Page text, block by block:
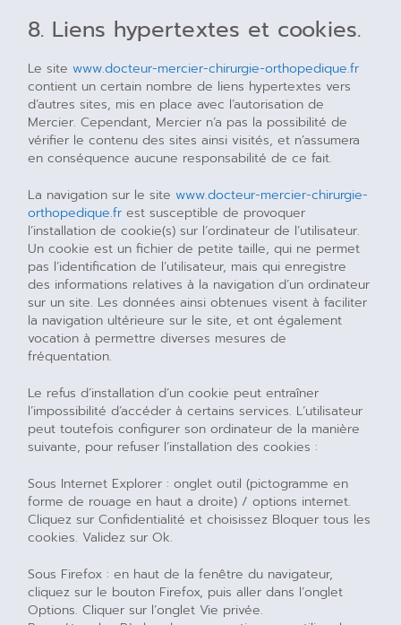
8. Liens hypertextes et cookies.
Le sitewww.docteur-mercier-chirurgie-orthopedique.fr
contient un certain nombre de liens hypertextes vers
d’autres sites, mis en place avec l’autorisation de
Mercier. Cependant, Mercier n’a pas la possibilité de
vérifier le contenu des sites ainsi visités, et n’assumera
en conséquence aucune responsabilité de ce fait.
La navigation sur le sitewww.docteur-mercier-chirurgie-
orthopedique.fr est susceptible de provoquer
l’installation de cookie(s) sur l’ordinateur de l’utilisateur.
Un cookie est un fichier de petite taille, qui ne permet
pas l’identification de l’utilisateur, mais qui enregistre
des informations relatives à la navigation d’un ordinateur
sur un site. Les données ainsi obtenues visent à faciliter
la navigation ultérieure sur le site, et ont également
vocation à permettre diverses mesures de
fréquentation.
Le refus d’installation d’un cookie peut entraîner
l’impossibilité d’accéder à certains services. L’utilisateur
peut toutefois configurer son ordinateur de la manière
suivante, pour refuser l’installation des cookies :
Sous Internet Explorer : onglet outil (pictogramme en
forme de rouage en haut a droite) / options internet.
Cliquez sur Confidentialité et choisissez Bloquer tous les
cookies. Validez sur Ok.
Sous Firefox : en haut de la fenêtre du navigateur,
cliquez sur le bouton Firefox, puis aller dans l’onglet
Options. Cliquer sur l’onglet Vie privée.